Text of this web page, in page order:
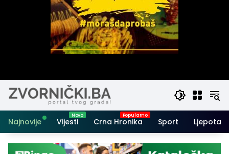
Najnovije Vijesti Crna Hronika Sport Ljepota i